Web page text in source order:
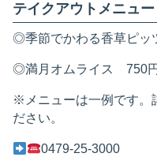
テイクアウトメニュー
◎季節でかわる香草ピ
◎満月オムライス 750
※メニューは一例です。
ださい。
0479-25-3000